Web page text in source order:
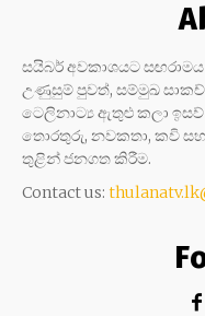
සයිබර් අවකාශයට
උණුසුම් පුවත්, සම්මුඛ
ටෙලිනාට්‍ය ඇතුළු කලා ඉසව්
තොරතුරු, නවකතා, කවි
තුළින් ජනගත කිරීම.
Contact us: